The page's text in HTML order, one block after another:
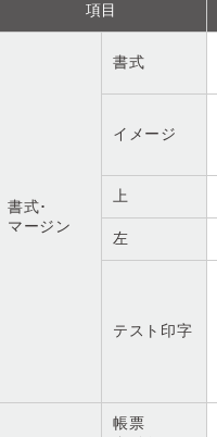
項目
書式･
マージン
書式
イメージ
上
左
テスト印字
帳票